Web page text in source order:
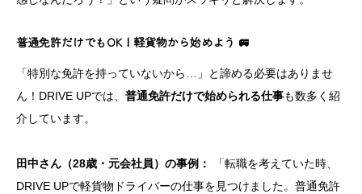
普通免許だけでもOK！軽貨物から始めよう 🚐
「特別な免許を持っていないから…」と諦める必要はありませ
ん！DRIVE UPでは、 普通免許だけで始められる仕事も数多く紹
介しています。
田中さん（28歳・元会社員）の事例：
「転職を考えていた時、
DRIVE UPで軽貨物ドライバーの仕事を見つけました。普通免許